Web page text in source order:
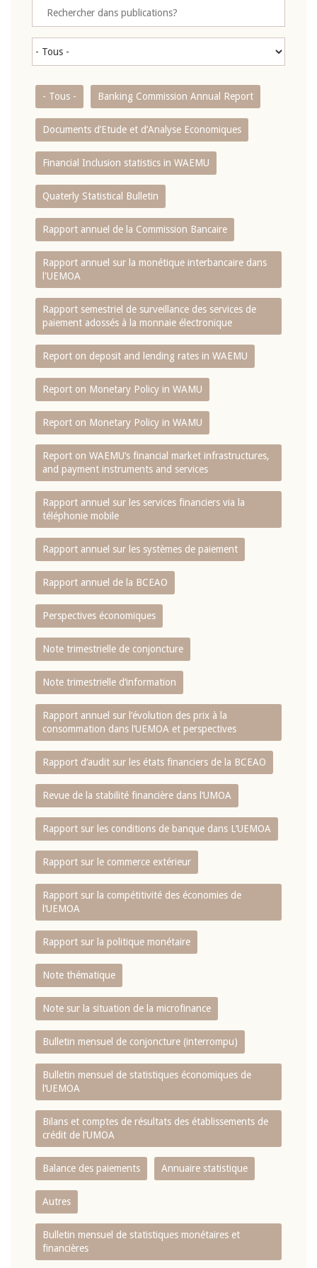
- Tous - Banking Commission Annual Report
Documents d’Etude et d’Analyse Economiques
Financial Inclusion statistics in WAEMU
Quaterly Statistical Bulletin
Rapport annuel de la Commission Bancaire
Rapport annuel sur la monétique interbancaire dans
l'UEMOA
Rapport semestriel de surveillance des services de
paiement adossés à la monnaie électronique
Report on deposit and lending rates in WAEMU
Report on Monetary Policy in WAMU
Report on Monetary Policy in WAMU
Report on WAEMU’s financial market infrastructures,
and payment instruments and services
Rapport annuel sur les services financiers via la
téléphonie mobile
Rapport annuel sur les systèmes de paiement
Rapport annuel de la BCEAO
Perspectives économiques
Note trimestrielle de conjoncture
Note trimestrielle d‘information
Rapport annuel sur l‘évolution des prix à la
consommation dans l‘UEMOA et perspectives
Rapport d‘audit sur les états financiers de la BCEAO
Revue de la stabilité financière dans l‘UMOA
Rapport sur les conditions de banque dans L‘UEMOA
Rapport sur le commerce extérieur
Rapport sur la compétitivité des économies de
l‘UEMOA
Rapport sur la politique monétaire
Note thématique
Note sur la situation de la microfinance
Bulletin mensuel de conjoncture (interrompu)
Bulletin mensuel de statistiques économiques de
l‘UEMOA
Bilans et comptes de résultats des établissements de
crédit de l‘UMOA
Balance des paiements Annuaire statistique
Autres
Bulletin mensuel de statistiques monétaires et
financières